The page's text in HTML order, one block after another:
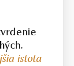
istota